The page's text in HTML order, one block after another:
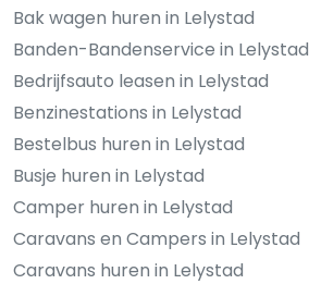
Bak wagen huren in Lelystad
Banden-Bandenservice in Lelystad
Bedrijfsauto leasen in Lelystad
Benzinestations in Lelystad
Bestelbus huren in Lelystad
Busje huren in Lelystad
Camper huren in Lelystad
Caravans en Campers in Lelystad
Caravans huren in Lelystad